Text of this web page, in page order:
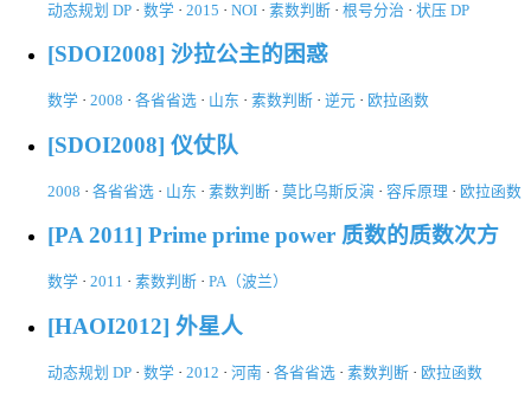
动态规划 DP · 数学 · 2015 · NOI · 素数判断 · 根号分治 · 状压 DP
[SDOI2008] 沙拉公主的困惑
数学 · 2008 · 各省省选 · 山东 · 素数判断 · 逆元 · 欧拉函数
[SDOI2008] 仪仗队
2008 · 各省省选 · 山东 · 素数判断 · 莫比乌斯反演 · 容斥原理 · 欧拉函数
[PA 2011] Prime prime power 质数的质数次方
数学 · 2011 · 素数判断 · PA（波兰）
[HAOI2012] 外星人
动态规划 DP · 数学 · 2012 · 河南 · 各省省选 · 素数判断 · 欧拉函数